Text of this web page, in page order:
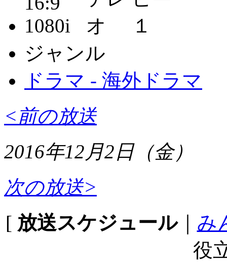
ジャンル
ドラマ - 海外ドラマ
<前の放送
2016年12月2日（金）
次の放送>
[ 放送スケジュール｜ み
役